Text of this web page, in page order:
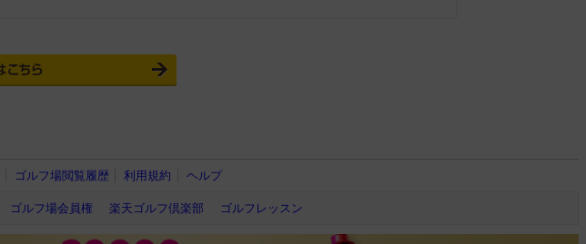
ゴルフ場閲覧履歴 利用規約 ヘルプ
ゴルフ場会員権 楽天ゴルフ倶楽部 ゴルフレッスン